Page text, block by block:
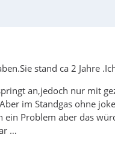
stand ca 2 Jahre
an,jedoch nur mit
im Standgas ohne
Problem aber das
…